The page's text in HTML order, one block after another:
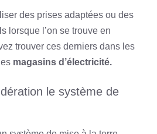
des prises adaptées ou des
lorsque l’on se trouve en
trouver ces derniers dans les
magasins d’électricité.
le système de